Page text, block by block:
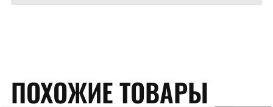
ПОХОЖИЕ ТОВАРЫ